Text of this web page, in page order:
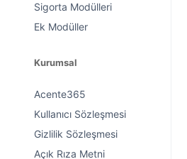
Sigorta Modülleri
Ek Modüller
Kurumsal
Acente365
Kullanıcı Sözleşmesi
Gizlilik Sözleşmesi
Açık Rıza Metni